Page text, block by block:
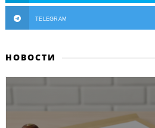
TELEGRAM
НОВОСТИ